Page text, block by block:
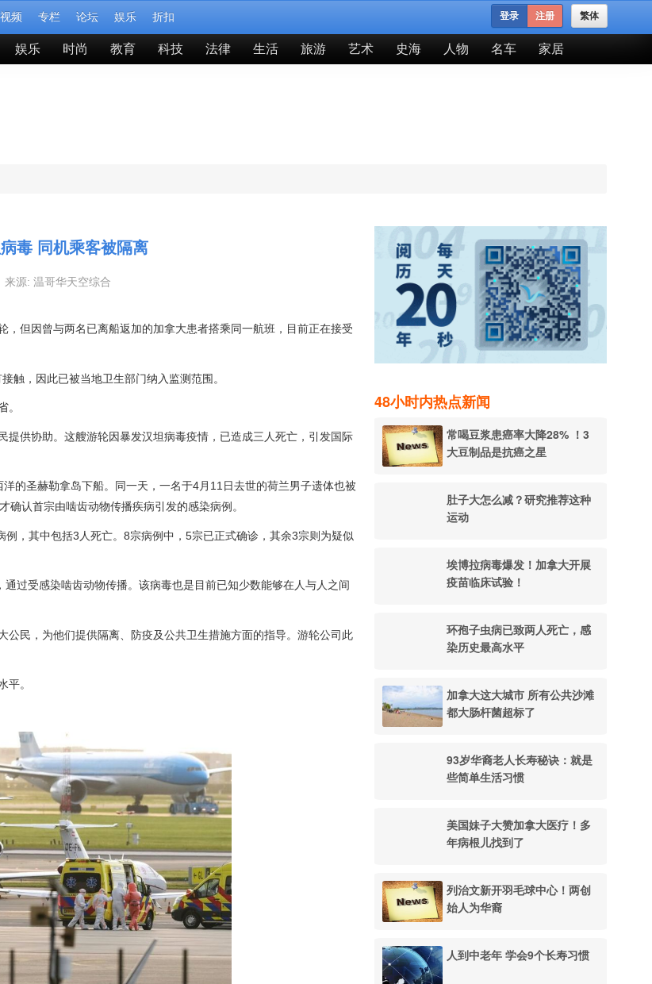
视频 专栏 论坛 娱乐 折扣 繁体
登录 注册
娱乐 时尚 教育 科技 法律 生活 旅游 艺术 史海 人物 名车 家居
毒 同机乘客被隔离
源: 温哥华天空综合
但因曾与两名已离船返加的加拿大患者搭乘同一航班，目前正在接受
触，因此已被当地卫生部门纳入监测范围。
。
提供协助。这艘游轮因暴发汉坦病毒疫情，已造成三人死亡，引发国际
的圣赫勒拿岛下船。同一天，一名于4月11日去世的荷兰男子遗体也被
认首宗由啮齿动物传播疾病引发的感染病例。
，其中包括3人死亡。8宗病例中，5宗已正式确诊，其余3宗则为疑似
过受感染啮齿动物传播。该病毒也是目前已知少数能够在人与人之间
民，为他们提供隔离、防疫及公共卫生措施方面的指导。游轮公司此
平。
48小时内热点新闻
常喝豆浆患癌率大降28% ！3
大豆制品是抗癌之星
肚子大怎么减？研究推荐这种
运动
埃博拉病毒爆发！加拿大开展
疫苗临床试验！
环孢子虫病已致两人死亡，感
染历史最高水平
加拿大这大城市 所有公共沙滩
都大肠杆菌超标了
93岁华裔老人长寿秘诀：就是
些简单生活习惯
美国妹子大赞加拿大医疗！多
年病根儿找到了
列治文新开羽毛球中心！两创
始人为华裔
人到中老年 学会9个长寿习惯